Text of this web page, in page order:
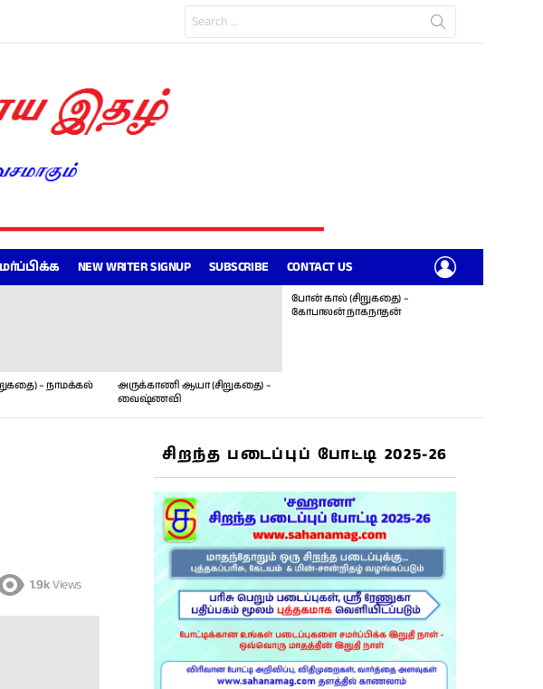
for:
NEW WRITER SIGNUP SUBSCRIBE CONTACT US
– நாமக்கல்
அருக்காணி ஆயா (சிறுகதை) –
வைஷ்ணவி
போன் கால் (சிறுகதை) –
கோபாலன் நாகநாதன்
1.9k Views
சிறந்த படைப்புப் போட்டி 2025-26